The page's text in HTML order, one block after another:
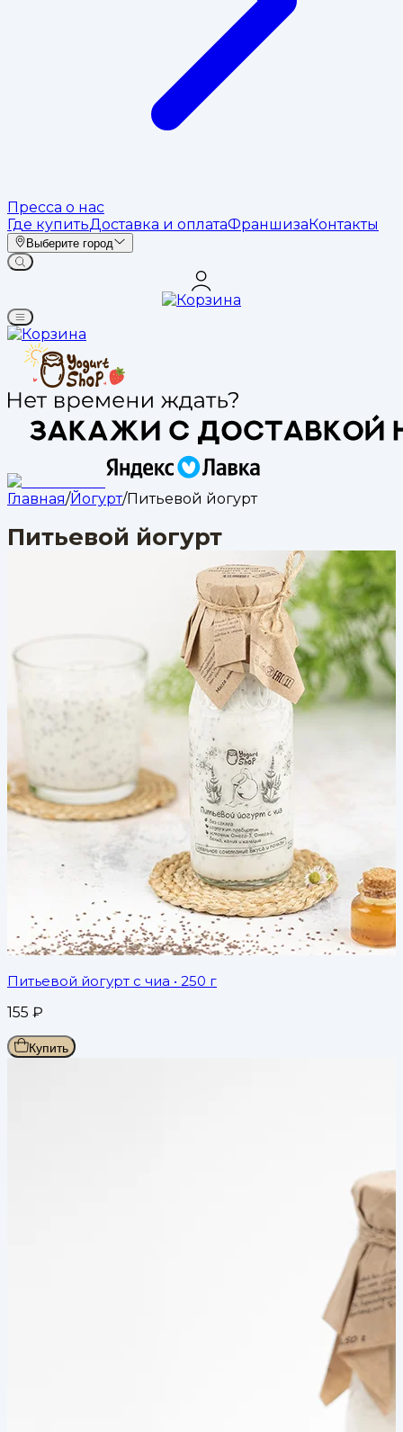
Пресса о нас
Где купитьДоставка и оплатаФраншизаКонтакты
Выберите город
Главная/Йогурт/Питьевой йогурт
Питьевой йогурт
Питьевой йогурт с чиа • 250 г
155 ₽
Купить